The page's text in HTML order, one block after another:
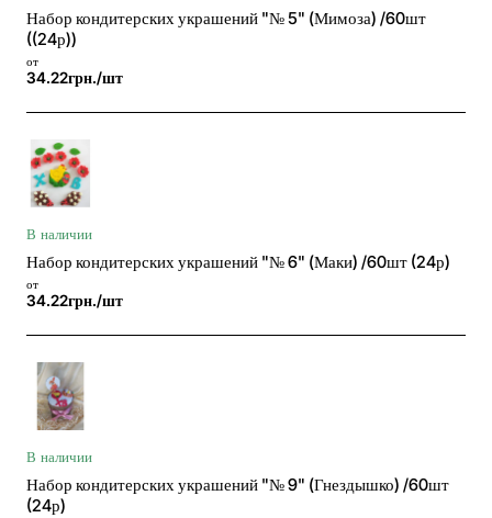
Набор кондитерских украшений "№ 5" (Мимоза) /60шт
((24р))
от
34.22грн./шт
В наличии
Набор кондитерских украшений "№ 6" (Маки) /60шт (24р)
от
34.22грн./шт
В наличии
Набор кондитерских украшений "№ 9" (Гнездышко) /60шт
(24р)